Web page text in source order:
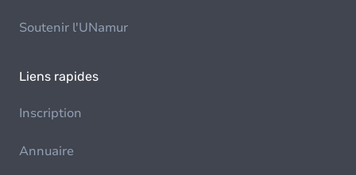
Soutenir l'UNamur
Liens rapides
Inscription
Annuaire